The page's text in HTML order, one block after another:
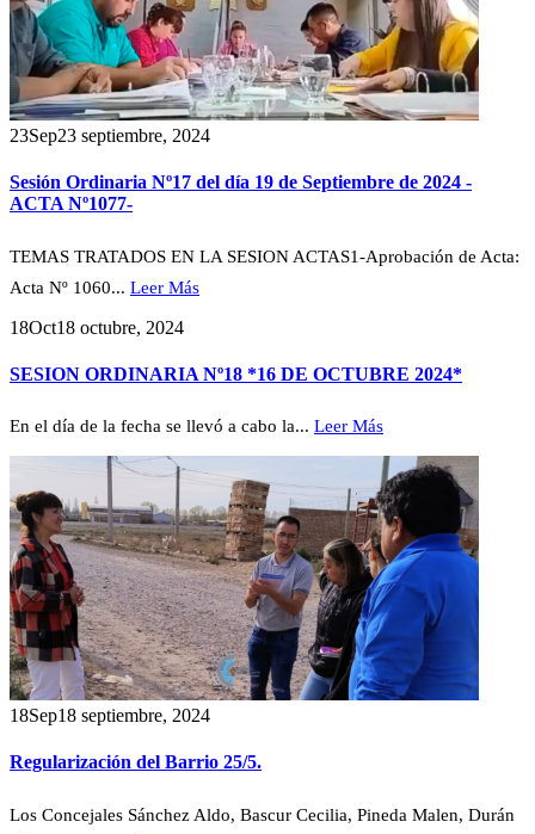
23Sep23 septiembre, 2024
Sesión Ordinaria Nº17 del día 19 de Septiembre de 2024 -
ACTA Nº1077-
TEMAS TRATADOS EN LA SESION ACTAS1-Aprobación de Acta:
Acta Nº 1060... Leer Más
18Oct18 octubre, 2024
SESION ORDINARIA Nº18 *16 DE OCTUBRE 2024*
En el día de la fecha se llevó a cabo la... Leer Más
18Sep18 septiembre, 2024
Regularización del Barrio 25/5.
Los Concejales Sánchez Aldo, Bascur Cecilia, Pineda Malen, Durán